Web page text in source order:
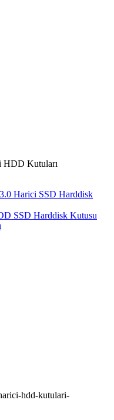
HDD Kutuları
Harici SSD Harddisk
SSD Harddisk Kutusu
hdd-kutulari-